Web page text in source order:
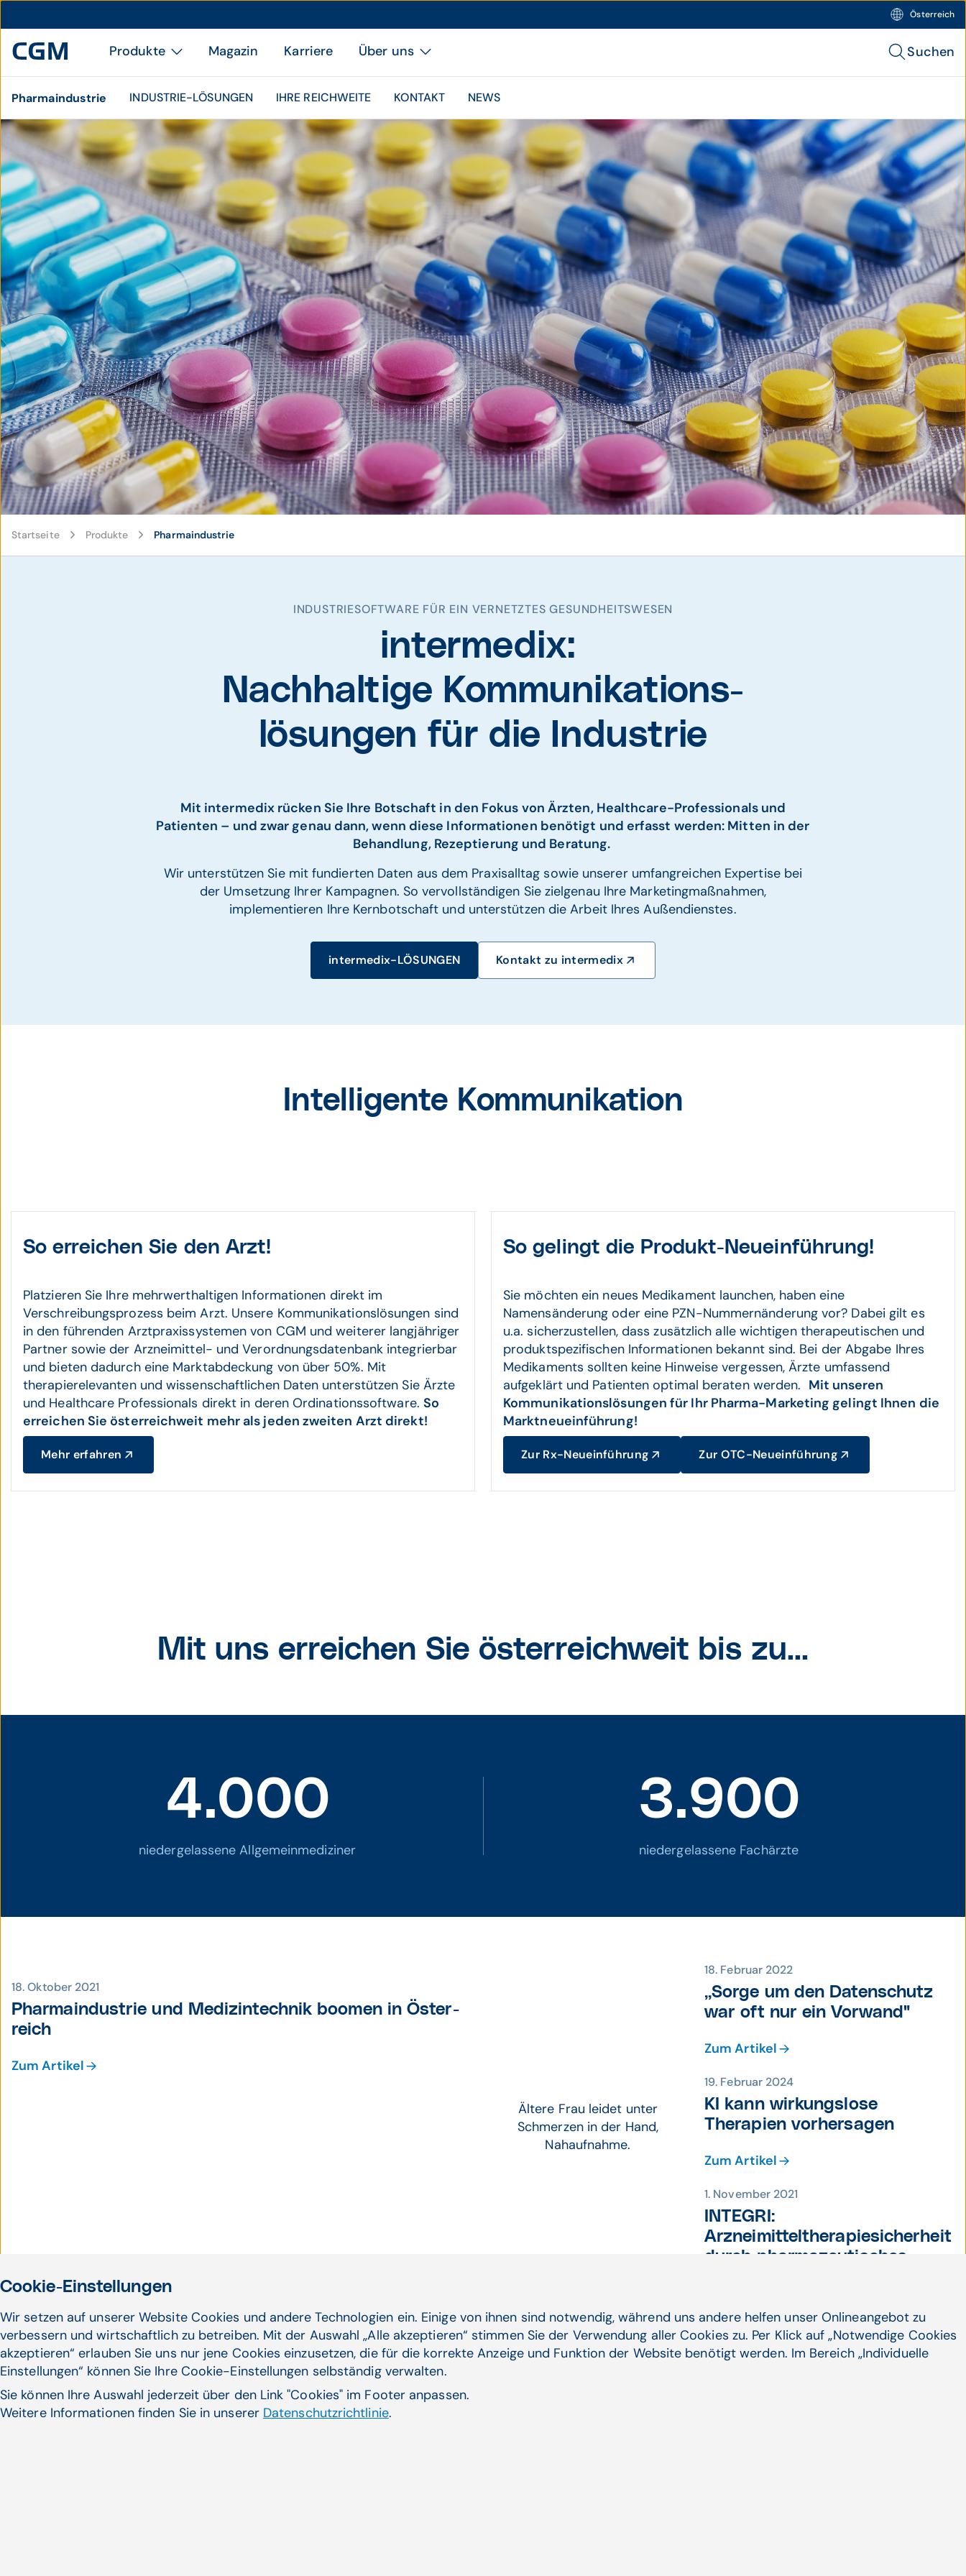
Österreich
Produkte Magazin Karriere Über uns Suchen
Pharmaindustrie INDUSTRIE-LÖSUNGEN IHRE REICHWEITE KONTAKT NEWS
Startseite
Produkte Pharmaindustrie
INDUSTRIESOFTWARE FÜR EIN VERNETZTES GESUNDHEITSWESEN
intermedix:
Nachhaltige Kommunikations­
lösungen für die Industrie
Mit intermedix rücken Sie Ihre Botschaft in den Fokus von Ärzten, Healthcare-Professionals und
Patienten – und zwar genau dann, wenn diese Informationen benötigt und erfasst werden: Mitten in der
Behandlung, Rezeptierung und Beratung.
Wir unterstützen Sie mit fundierten Daten aus dem Praxisalltag sowie unserer umfangreichen Expertise bei
der Umsetzung Ihrer Kampagnen. So vervollständigen Sie zielgenau Ihre Marketingmaßnahmen,
implementieren Ihre Kernbotschaft und unterstützen die Arbeit Ihres Außendienstes.
intermedix-LÖSUNGEN Kontakt zu intermedix
Intelligente Kommunikation
So erreichen Sie den Arzt!
Platzieren Sie Ihre mehrwerthaltigen Informationen direkt im
Verschreibungsprozess beim Arzt. Unsere Kommunikationslösungen sind
in den führenden Arztpraxissystemen von CGM und weiterer langjähriger
Partner sowie der Arzneimittel- und Verordnungsdatenbank integrierbar
und bieten dadurch eine Marktabdeckung von über 50%. Mit
therapierelevanten und wissenschaftlichen Daten unterstützen Sie Ärzte
und Healthcare Professionals direkt in deren Ordinationssoftware. So
erreichen Sie österreichweit mehr als jeden zweiten Arzt direkt!
Mehr erfahren
So gelingt die Produkt-Neueinführung!
Sie möchten ein neues Medikament launchen, haben eine
Namensänderung oder eine PZN-Nummernänderung vor? Dabei gilt es
u.a. sicherzustellen, dass zusätzlich alle wichtigen therapeutischen und
produktspezifischen Informationen bekannt sind. Bei der Abgabe Ihres
Medikaments sollten keine Hinweise vergessen, Ärzte umfassend
aufgeklärt und Patienten optimal beraten werden. Mit unseren
Kommunikationslösungen für Ihr Pharma-Marketing gelingt Ihnen die
Marktneueinführung!
Zur Rx-Neueinführung Zur OTC-Neueinführung
Mit uns erreichen Sie österreichweit bis zu...
4.000
niedergelassene Allgemeinmediziner
3.900
niedergelassene Fachärzte
18. Oktober 2021
Pharma­industrie und Medizin­technik boomen in Öster­
reich
Zum Artikel
18. Februar 2022
„Sorge um den Daten­schutz
war oft nur ein Vor­wand"
Zum Artikel
Ältere Frau leidet unter
Schmerzen in der Hand,
Nahaufnahme.
19. Februar 2024
KI kann wirkungs­lose
Therapien vorher­sagen
Zum Artikel
1. November 2021
INTEGRI:
Arzneimitteltherapiesicherheit
durch pharmazeutisches
Zum Artikel
Cookie-Einstellungen
Wir setzen auf unserer Website Cookies und andere Technologien ein. Einige von ihnen sind notwendig, während uns andere helfen unser Onlineangebot zu
verbessern und wirtschaftlich zu betreiben. Mit der Auswahl „Alle akzeptieren“ stimmen Sie der Verwendung aller Cookies zu. Per Klick auf „Notwendige Cookies
akzeptieren“ erlauben Sie uns nur jene Cookies einzusetzen, die für die korrekte Anzeige und Funktion der Website benötigt werden. Im Bereich „Individuelle
Einstellungen“ können Sie Ihre Cookie-Einstellungen selbständig verwalten.
Sie können Ihre Auswahl jederzeit über den Link "Cookies" im Footer anpassen.
Weitere Informationen finden Sie in unserer Datenschutzrichtlinie.